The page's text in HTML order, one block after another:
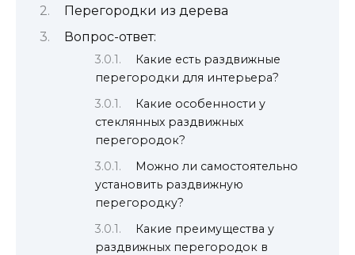
Перегородки из дерева
Вопрос-ответ:
Какие есть раздвижные
перегородки для интерьера?
Какие особенности у
стеклянных раздвижных
перегородок?
Можно ли самостоятельно
установить раздвижную
перегородку?
Какие преимущества у
раздвижных перегородок в